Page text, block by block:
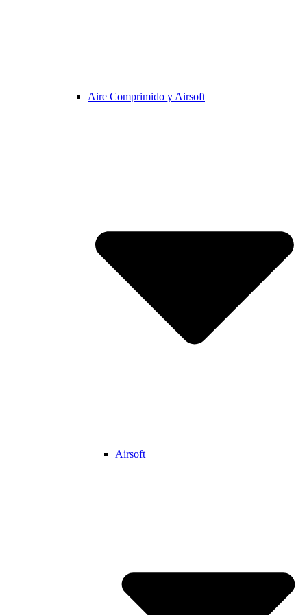
Aire Comprimido y Airsoft
Airsoft